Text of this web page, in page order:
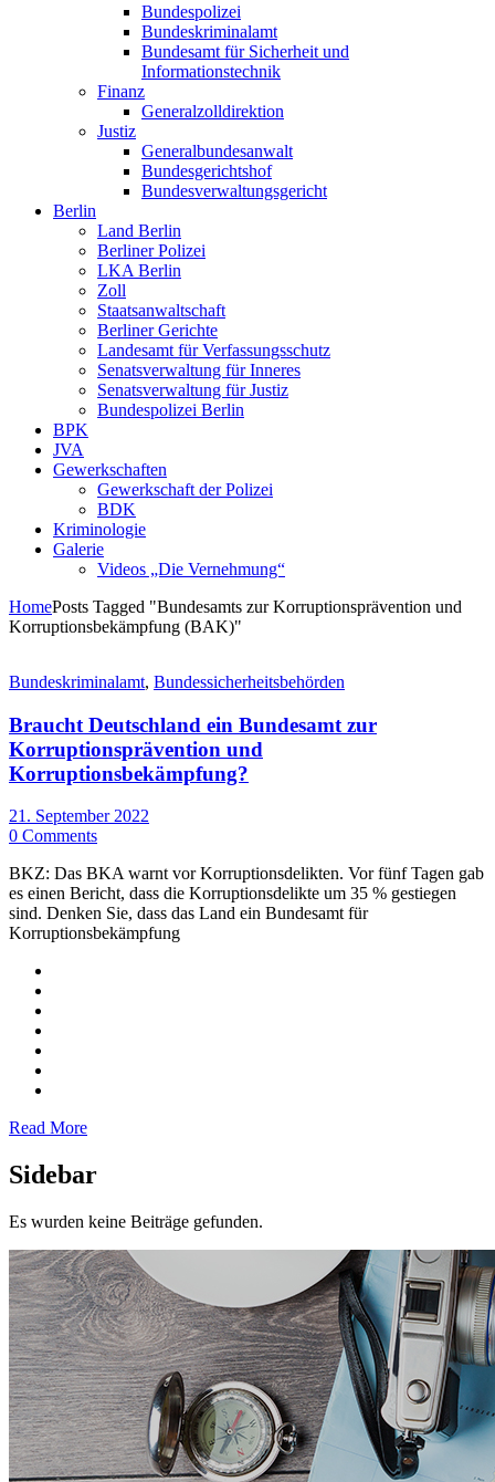
Bundespolizei
Bundeskriminalamt
Bundesamt für Sicherheit und
Informationstechnik
Finanz
Generalzolldirektion
Justiz
Generalbundesanwalt
Bundesgerichtshof
Bundesverwaltungsgericht
Berlin
Land Berlin
Berliner Polizei
LKA Berlin
Zoll
Staatsanwaltschaft
Berliner Gerichte
Landesamt für Verfassungsschutz
Senatsverwaltung für Inneres
Senatsverwaltung für Justiz
Bundespolizei Berlin
BPK
JVA
Gewerkschaften
Gewerkschaft der Polizei
BDK
Kriminologie
Galerie
Videos „Die Vernehmung“
HomePosts Tagged "Bundesamts zur Korruptionsprävention und
Korruptionsbekämpfung (BAK)"
Bundeskriminalamt, Bundessicherheitsbehörden
Braucht Deutschland ein Bundesamt zur
Korruptionsprävention und
Korruptionsbekämpfung?
21. September 2022
0 Comments
BKZ: Das BKA warnt vor Korruptionsdelikten. Vor fünf Tagen gab
es einen Bericht, dass die Korruptionsdelikte um 35 % gestiegen
sind. Denken Sie, dass das Land ein Bundesamt für
Korruptionsbekämpfung
Read More
Sidebar
Es wurden keine Beiträge gefunden.